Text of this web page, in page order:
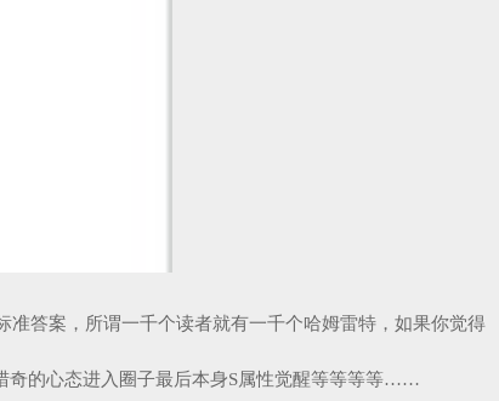
准答案，所谓一千个读者就有一千个哈姆雷特，如果你觉得
奇的心态进入圈子最后本身S属性觉醒等等等等……